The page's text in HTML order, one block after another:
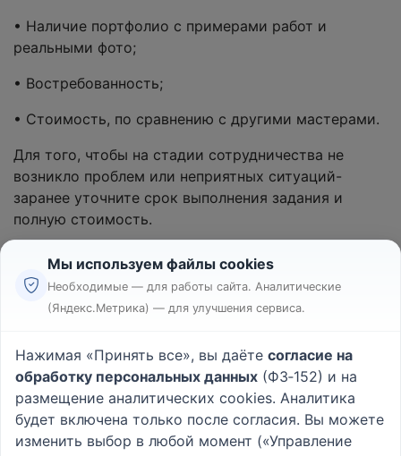
• Наличие портфолио с примерами работ и
реальными фото;
• Востребованность;
• Стоимость, по сравнению с другими мастерами.
Для того, чтобы на стадии сотрудничества не
возникло проблем или неприятных ситуаций-
заранее уточните срок выполнения задания и
полную стоимость.
Реклама
Пользовательское соглашение
Политика конфиденциальности
Вопрос - Ответ|О проекте
Мы используем файлы cookies
Необходимые — для работы сайта. Аналитические
(Яндекс.Метрика) — для улучшения сервиса.
Нажимая «Принять все», вы даёте согласие на
обработку персональных данных (ФЗ‑152) и на
размещение аналитических cookies. Аналитика
будет включена только после согласия. Вы можете
изменить выбор в любой момент («Управление